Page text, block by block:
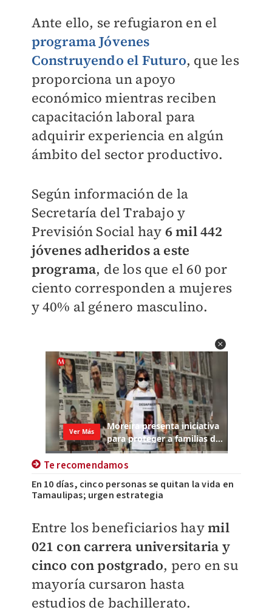
Ante ello, se refugiaron en el
programa Jóvenes
Construyendo el Futuro, que les
proporciona un apoyo
económico mientras reciben
capacitación laboral para
adquirir experiencia en algún
ámbito del sector productivo.
Según información de la
Secretaría del Trabajo y
Previsión Social hay 6 mil 442
jóvenes adheridos a este
programa, de los que el 60 por
ciento corresponden a mujeres
y 40% al género masculino.
Te recomendamos
En 10 días, cinco personas se quitan la vida en
Tamaulipas; urgen estrategia
Entre los beneficiarios haymil
021 con carrera universitaria y
cinco con postgrado, pero en su
mayoría cursaron hasta
estudios de bachillerato.